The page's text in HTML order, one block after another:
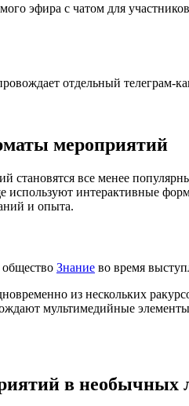
эфира с чатом для
отдельный
мероприятий
все менее
используют интерактивные
и опыта.
Знание во время
из нескольких
мультимедийные элементы
в необычных